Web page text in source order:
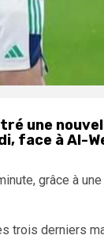
une
face à Al-
grâce à
trois derniers